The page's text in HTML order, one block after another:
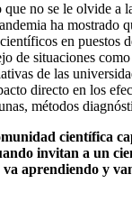
no se le olvide a
ha mostrado
en puestos
de situaciones
de las
directo en los
métodos
científica
invitan a un
aprendiendo y